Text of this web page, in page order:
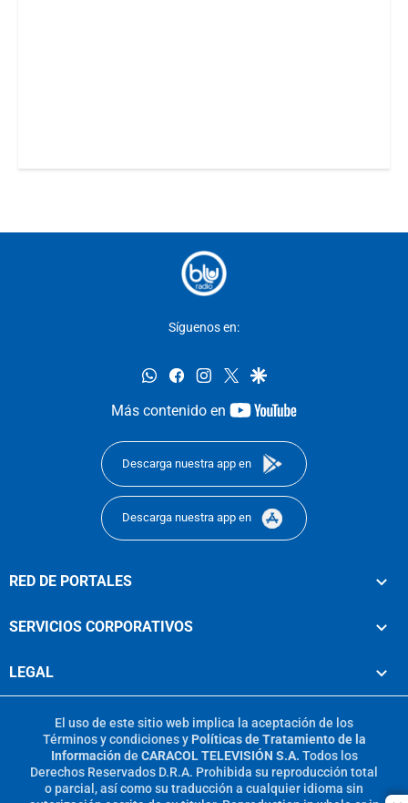
Síguenos en:
whatsappfacebookinstagram
twittergoogle
Más contenido en
youtube-
Descarga nuestra app en
Descarga nuestra app en
RED DE PORTALES
SERVICIOS CORPORATIVOS
LEGAL
El uso de este sitio web implica la aceptación de los
Términos y condicionesy Políticas de Tratamiento de la
Información de CARACOL TELEVISIÓN S.A. Todos los
Derechos Reservados D.R.A. Prohibida su reproducción total
o parcial, así como su traducción a cualquier idioma sin